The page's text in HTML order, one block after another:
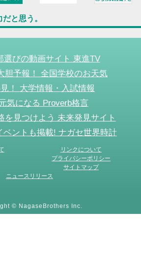
と思う。
選びの動画サイト 東進TV
胆予報！ 全国学校のお天気
！ 大学情報・入試情報
気になる Proverb格言
を見つけよう 未来発見サイト
ベントも掲載! ナガセ世界時計
リンクについて
プライバシーポリシー
サイトマップ
ニュースリリース
© NagaseBrothers Inc.